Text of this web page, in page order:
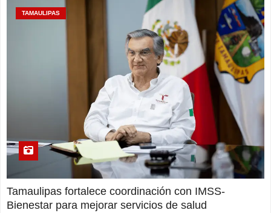
TAMAULIPAS
Tamaulipas fortalece coordinación con IMSS-
Bienestar para mejorar servicios de salud